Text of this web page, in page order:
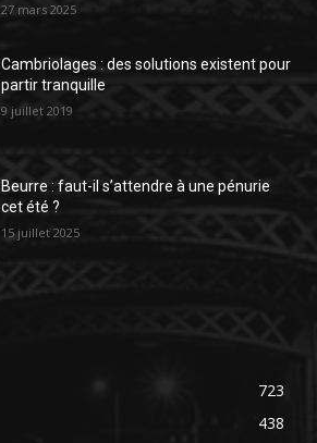
27 mars 2025
Cambriolages : des solutions existent pour
partir tranquille
9 juillet 2019
Beurre : faut-il s’attendre à une pénurie
cet été ?
15 juillet 2025
723
438